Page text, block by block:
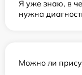
Я уже знаю, в
нужна
Можно ли